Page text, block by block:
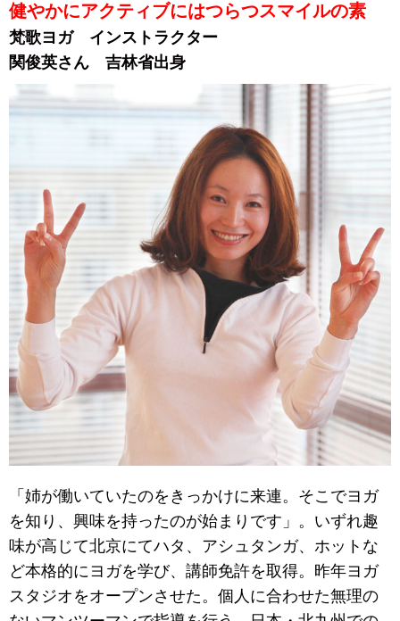
健やかにアクティブにはつらつスマイルの素
梵歌ヨガ インストラクター
関俊英さん 吉林省出身
「姉が働いていたのをきっかけに来連。そこでヨガ
を知り、興味を持ったのが始まりです」。いずれ趣
味が高じて北京にてハタ、アシュタンガ、ホットな
ど本格的にヨガを学び、講師免許を取得。昨年ヨガ
スタジオをオープンさせた。個人に合わせた無理の